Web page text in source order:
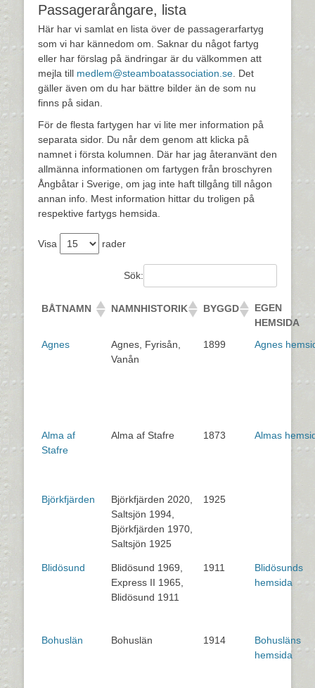
Passagerarångare, lista
Här har vi samlat en lista över de passagerarfartyg
som vi har kännedom om. Saknar du något fartyg
eller har förslag på ändringar är du välkommen att
mejla till medlem@steamboatassociation.se . Det
gäller även om du har bättre bilder än de som nu
finns på sidan.
För de flesta fartygen har vi lite mer information på
separata sidor. Du når dem genom att klicka på
namnet i första kolumnen. Där har jag återanvänt den
allmänna informationen om fartygen från broschyren
Ångbåtar i Sverige, om jag inte haft tillgång till någon
annan info. Mest information hittar du troligen på
respektive fartygs hemsida.
Visa rader
Sök:
BÅTNAMN NAMNHISTORIK BYGGD
EGEN
HEMSIDA
Agnes
Agnes, Fyrisån,
Vanån
1899 Agnes
Alma af
Stafre
Alma af Stafre 1873 Almas
Björkfjärden
Björkfjärden 2020,
Saltsjön 1994,
Björkfjärden 1970,
Saltsjön 1925
1925
Blidösund
Blidösund 1969,
Express II 1965,
Blidösund 1911
1911
Blidösunds
hemsida
Bohuslän Bohuslän 1914
Bohusläns
hemsida